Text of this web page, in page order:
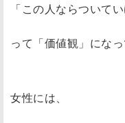
「この人ならついてい
って「価値観」になっ
女性には、